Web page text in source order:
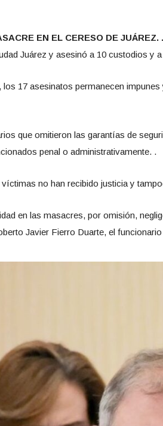
EN EL CERESO DE JUÁREZ.
Juárez y asesinó a 10 custodios y
17 asesinatos permanecen
que omitieron las garantías de
penal o administrativamente. .
no han recibido justicia y
en las masacres, por omisión,
Javier Fierro Duarte, el